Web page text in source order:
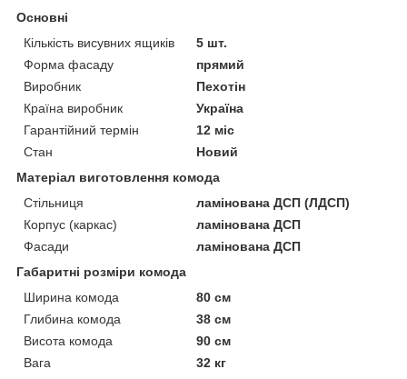
Основні
Кількість висувних ящиків
5 шт.
Форма фасаду
прямий
Виробник
Пехотін
Країна виробник
Україна
Гарантійний термін
12 міс
Стан
Новий
Матеріал виготовлення комода
Стільниця
ламінована ДСП (ЛДСП)
Корпус (каркас)
ламінована ДСП
Фасади
ламінована ДСП
Габаритні розміри комода
Ширина комода
80 см
Глибина комода
38 см
Висота комода
90 см
Вага
32 кг